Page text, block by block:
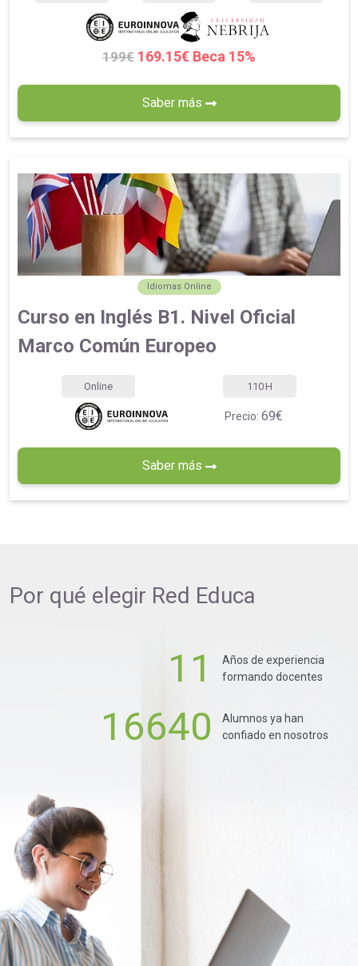
199€ 169.15€ Beca 15%
Saber más
Idiomas Online
Curso en Inglés B1. Nivel Oficial
Marco Común Europeo
Online 110 H
Precio:69€
Saber más
Por qué elegir Red Educa
11
Años de experiencia
formando docentes
16640
Alumnos ya han
confiado en nosotros